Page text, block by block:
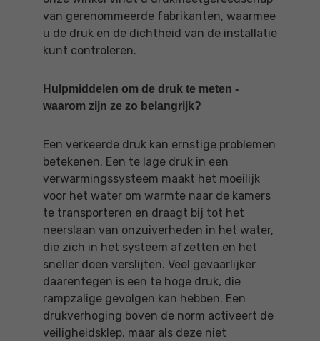
van gerenommeerde fabrikanten, waarmee
u de druk en de dichtheid van de installatie
kunt controleren.
Hulpmiddelen om de druk te meten -
waarom zijn ze zo belangrijk?
Een verkeerde druk kan ernstige problemen
betekenen. Een te lage druk in een
verwarmingssysteem maakt het moeilijk
voor het water om warmte naar de kamers
te transporteren en draagt bij tot het
neerslaan van onzuiverheden in het water,
die zich in het systeem afzetten en het
sneller doen verslijten. Veel gevaarlijker
daarentegen is een te hoge druk, die
rampzalige gevolgen kan hebben. Een
drukverhoging boven de norm activeert de
veiligheidsklep, maar als deze niet